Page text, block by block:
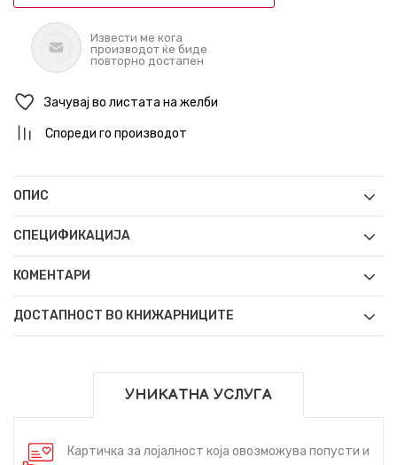
Извести ме кога
производот ќе биде
повторно достапен
Зачувај во листата на желби
Спореди го производот
ОПИС
СПЕЦИФИКАЦИЈА
КОМЕНТАРИ
ДОСТАПНОСТ ВО КНИЖАРНИЦИТЕ
УНИКАТНА УСЛУГА
Картичка за лојалност која овозможува попусти и